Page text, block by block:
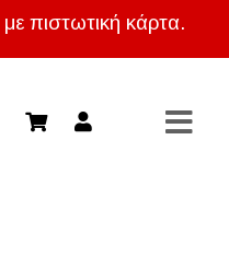
με πιστωτική κάρτα.